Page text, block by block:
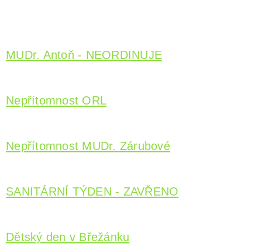
MUDr. Antoň - NEORDINUJE
Nepřítomnost ORL
Nepřítomnost MUDr. Zárubové
SANITÁRNÍ TÝDEN - ZAVŘENO
Dětský den v Břežánku